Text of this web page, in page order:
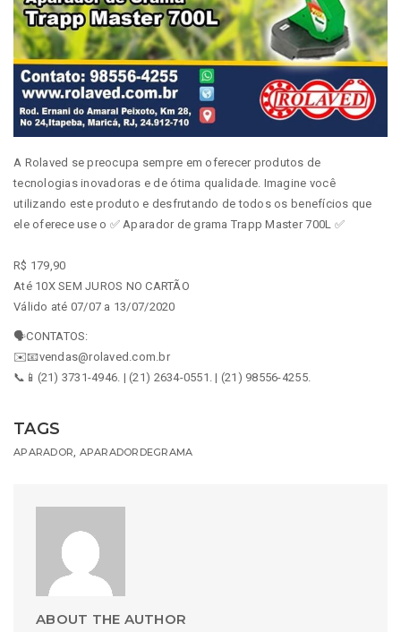
A Rolaved se preocupa sempre em oferecer produtos de
tecnologias inovadoras e de ótima qualidade. Imagine você
utilizando este produto e desfrutando de todos os benefícios que
ele oferece use o ✅ Aparador de grama Trapp Master 700L ✅
R$ 179,90
Até 10X SEM JUROS NO CARTÃO
Válido até 07/07 a 13/07/2020
🗣️CONTATOS:
✉️📧vendas@rolaved.com.br
📞📱(21) 3731-4946. | (21) 2634-0551. | (21) 98556-4255.
TAGS
APARADOR APARADORDEGRAMA
ABOUT THE AUTHOR